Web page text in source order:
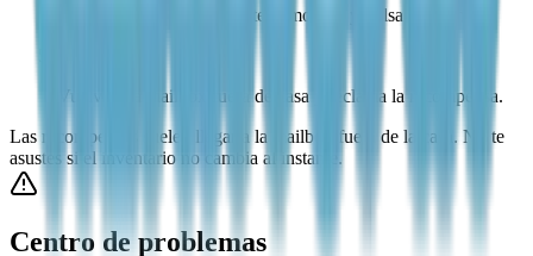
Pega el código exactamente como está y pulsa Redeem.
Vuelve a la mailbox fuera de casa y reclama la recompensa.
Las recompensas suelen llegar a la mailbox fuera de la casa. No te
asustes si el inventario no cambia al instante.
Centro de problemas